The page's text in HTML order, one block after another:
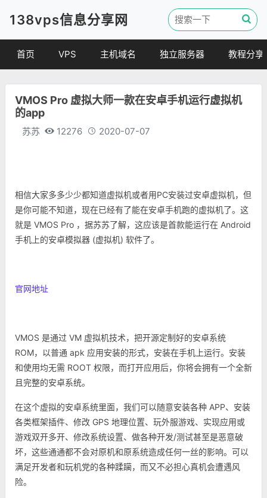
138vps信息分享网
首页 VPS
便宜VPS
主机域名
虚拟主机
独立服务器 教程分享
建站教程
VMOS Pro 虚拟大师一款在安卓手机运行虚拟机
的app
苏苏 12276 2020-07-07
相信大家多多少少都知道虚拟机或者用PC安装过安卓虚拟机，但
是你可能不知道，现在已经有了能在安卓手机跑的虚拟机了。这
就是 VMOS Pro ，据苏苏了解，这应该是首款能运行在 Android
手机上的安卓模拟器 (虚拟机) 软件了。
官网地址
VMOS 是通过 VM 虚拟机技术，把开源定制好的安卓系统
ROM，以普通 apk 应用安装的形式，安装在手机上运行。安装
和使用均无需 ROOT 权限，而打开应用后，你将会拥有一个全新
且完整的安卓系统。
在这个虚拟的安卓系统里面，我们可以随意安装各种 APP、安装
各类框架插件、修改 GPS 地理位置、玩外服游戏、实现应用或
游戏双开多开、修改系统设置、做各种开发/测试甚至是恶意破
坏，这些通通都不会对原机和原系统造成任何一丝的影响。可以
满足开发者和玩机党的各种蹂躏，而又不必担心真机会遭遇风
险。